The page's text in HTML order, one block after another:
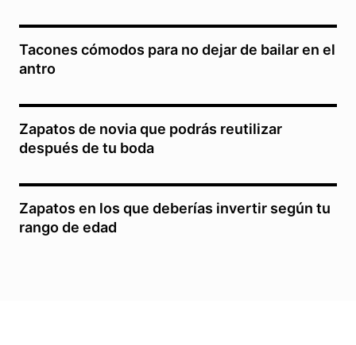
Tacones cómodos para no dejar de bailar en el
antro
Zapatos de novia que podrás reutilizar
después de tu boda
Zapatos en los que deberías invertir según tu
rango de edad